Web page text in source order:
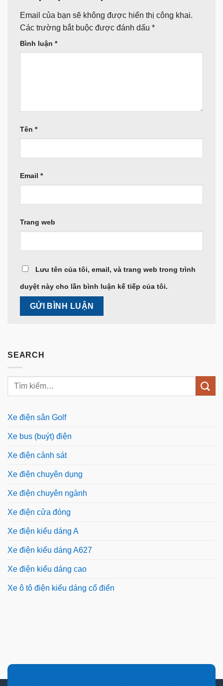
Email của bạn sẽ không được hiển thị công khai.
Các trường bắt buộc được đánh dấu *
Bình luận *
Tên *
Email *
Trang web
Lưu tên của tôi, email, và trang web trong trình
duyệt này cho lần bình luận kế tiếp của tôi.
SEARCH
Xe điện sân Golf
Xe bus (buýt) điện
Xe điện cảnh sát
Xe điện chuyên dụng
Xe điện chuyên ngành
Xe điện cửa đóng
Xe điện kiểu dáng A
Xe điện kiểu dáng A627
Xe điện kiểu dáng cao
Xe ô tô điện kiểu dáng cổ điển